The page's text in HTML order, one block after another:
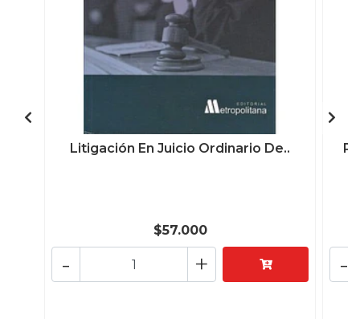
Litigación En Juicio Ordinario De..
$57.000
+
- -